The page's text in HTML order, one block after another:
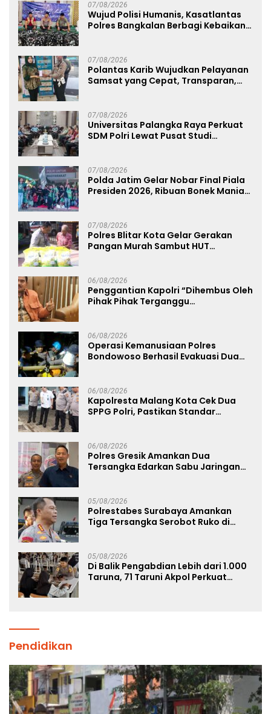
07/08/2026
Wujud Polisi Humanis, Kasatlantas
Polres Bangkalan Berbagi Kebaikan
07/08/2026
Polantas Karib Wujudkan Pelayanan
Samsat yang Cepat, Transparan,
07/08/2026
Universitas Palangka Raya Perkuat
SDM Polri Lewat Pusat Studi
07/08/2026
Polda Jatim Gelar Nobar Final Piala
Presiden 2026, Ribuan Bonek Mania
07/08/2026
Polres Blitar Kota Gelar Gerakan
Pangan Murah Sambut HUT
06/08/2026
Penggantian Kapolri “Dihembus Oleh
Pihak Pihak Terganggu
06/08/2026
Operasi Kemanusiaan Polres
Bondowoso Berhasil Evakuasi Dua
06/08/2026
Kapolresta Malang Kota Cek Dua
SPPG Polri, Pastikan Standar
06/08/2026
Polres Gresik Amankan Dua
Tersangka Edarkan Sabu Jaringan
05/08/2026
Polrestabes Surabaya Amankan
Tiga Tersangka Serobot Ruko di
05/08/2026
Di Balik Pengabdian Lebih dari 1.000
Taruna, 71 Taruni Akpol Perkuat
Pendidikan